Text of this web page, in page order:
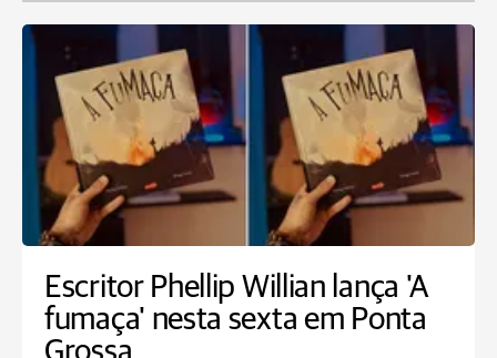
Escritor Phellip Willian lança 'A
fumaça' nesta sexta em Ponta